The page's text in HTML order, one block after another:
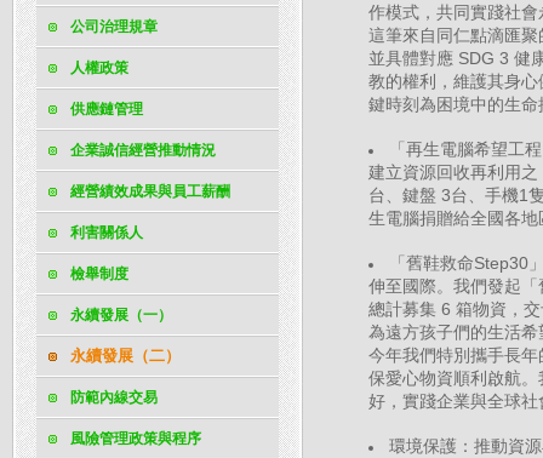
公司治理規章
人權政策
供應鏈管理
企業誠信經營推動情況
經營績效成果與員工薪酬
利害關係人
檢舉制度
永續發展（一）
永續發展（二）
防範內線交易
風險管理政策與程序
作模式，共同實踐社會
這筆來自同仁點滴匯
並具體對應 SDG 3 健
教的權利，維護其身
鍵時刻為困境中的生
「再生電腦希望工
建立資源回收再利用
台、鍵盤 3台、手機1
生電腦捐贈給全國各
「舊鞋救命Step30
伸至國際。我們發起
總計募集 6 箱物資，
為遠方孩子們的生活希
今年我們特別攜手長
保愛心物資順利啟航
好，實踐企業與全球
環境保護：推動資